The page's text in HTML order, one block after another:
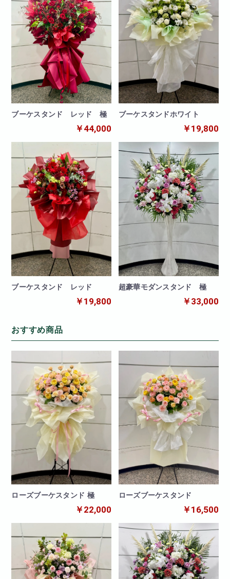
ブーケスタンド レッド 極
￥44,000
ブーケスタンドホワイト
￥19,800
ブーケスタンド レッド
￥19,800
超豪華モダンスタンド 極
￥33,000
おすすめ商品
ローズブーケスタンド 極
￥22,000
ローズブーケスタンド
￥16,500